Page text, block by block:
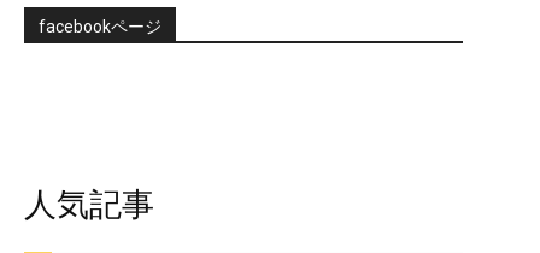
facebookページ
人気記事